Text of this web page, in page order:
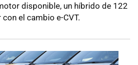
disponible, un híbrido de 122
el cambio e-CVT.